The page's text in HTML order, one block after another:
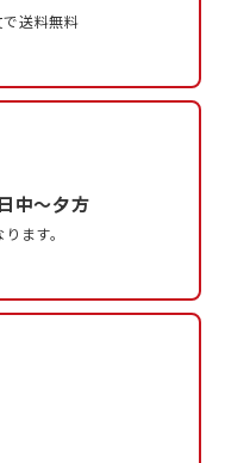
送料無料
中〜夕方
ます。